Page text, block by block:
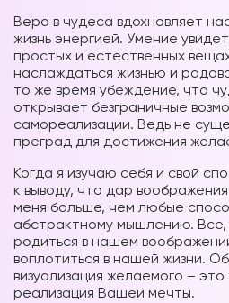
Вера в чудеса вдохновляет
жизнь энергией. Умение
простых и естественных
наслаждаться жизнью и
то же время убеждение, что
открывает безграничные
самореализации. Ведь не
преград для достижения
Когда я изучаю себя и свой
к выводу, что дар
меня больше, чем любые
абстрактному мышлению.
родиться в нашем
воплотиться в нашей жизни.
визуализация желаемого –
реализация Вашей мечты.